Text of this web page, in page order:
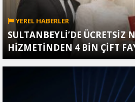
YEREL HABERLER
SULTANBEYLİ’DE ÜCRETSİZ
HİZMETİNDEN 4 BİN ÇİFT